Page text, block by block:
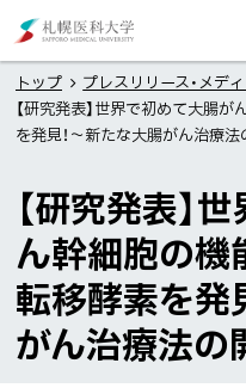
文
へ
医
科
大
学
トップ
プレスリリース・メデ
【研究発表】世界で初めて大腸
を発見！〜新たな大腸がん治療
【研究発表】
ん幹細胞の機
転移酵素を発
がん治療法の